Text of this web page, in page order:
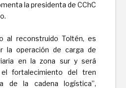
la presidenta de CChC
al reconstruido Toltén, es
la operación de carga de
en la zona sur y será
el fortalecimiento del tren
de la cadena logística”,